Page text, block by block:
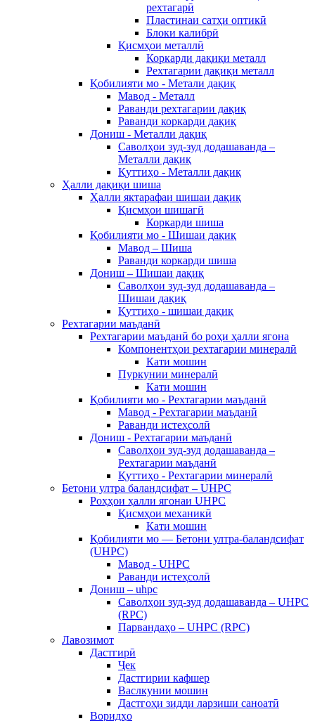
рехтагарӣ
Пластинаи сатҳи оптикӣ
Блоки калибрӣ
Қисмҳои металлӣ
Коркарди дақиқи металл
Рехтагарии дақиқи металл
Қобилияти мо - Метали дақиқ
Мавод - Металл
Раванди рехтагарии дақиқ
Раванди коркарди дақиқ
Дониш - Металли дақиқ
Саволҳои зуд-зуд додашаванда –
Металли дақиқ
Қуттиҳо - Металли дақиқ
Ҳалли дақиқи шиша
Ҳалли яктарафаи шишаи дақиқ
Қисмҳои шишагӣ
Коркарди шиша
Қобилияти мо - Шишаи дақиқ
Мавод – Шиша
Раванди коркарди шиша
Дониш – Шишаи дақиқ
Саволҳои зуд-зуд додашаванда –
Шишаи дақиқ
Қуттиҳо - шишаи дақиқ
Рехтагарии маъданӣ
Рехтагарии маъданӣ бо роҳи ҳалли ягона
Компонентҳои рехтагарии минералӣ
Кати мошин
Пуркунии минералӣ
Кати мошин
Қобилияти мо - Рехтагарии маъданӣ
Мавод - Рехтагарии маъданӣ
Раванди истеҳсолӣ
Дониш - Рехтагарии маъданӣ
Саволҳои зуд-зуд додашаванда –
Рехтагарии маъданӣ
Қуттиҳо - Рехтагарии минералӣ
Бетони ултра баландсифат – UHPC
Роҳҳои ҳалли ягонаи UHPC
Қисмҳои механикӣ
Кати мошин
Қобилияти мо — Бетони ултра-баландсифат
(UHPC)
Мавод - UHPC
Раванди истеҳсолӣ
Дониш – uhpc
Саволҳои зуд-зуд додашаванда – UHPC
(RPC)
Парвандаҳо – UHPC (RPC)
Лавозимот
Дастгирӣ
Ҷек
Дастгирии кафшер
Васлкунии мошин
Дастгоҳи зидди ларзиши саноатӣ
Воридҳо